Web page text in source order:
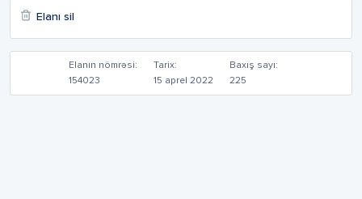
Elanı sil
Elanın nömrəsi:
154023
Tarix:
15 aprel 2022
Baxış sayı:
225